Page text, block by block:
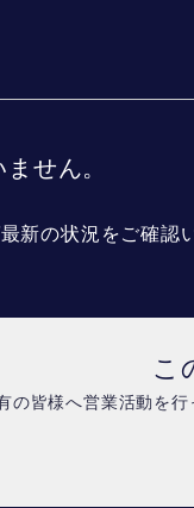
せん。
新の状況をご確認
こ
の皆様へ営業活動を